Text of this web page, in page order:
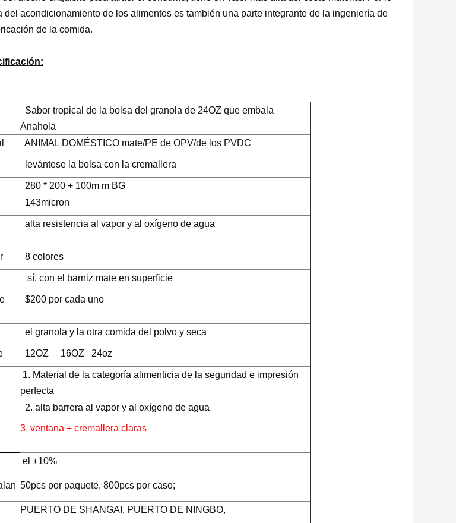
del acondicionamiento de los alimentos es también una parte integrante de la ingeniería de
de la comida.
Sabor tropical de la bolsa del granola de 24OZ que embala
Anahola
ANIMAL DOMÉSTICO mate/PE de OPV/de los PVDC
levántese la bolsa con la cremallera
280 * 200 + 100m m BG
143micron
alta resistencia al vapor y al oxígeno de agua
8 colores
sí, con el barniz mate en superficie
$200 por cada uno
el granola y la otra comida del polvo y seca
12OZ 16OZ 24oz
1. Material de la categoría alimenticia de la seguridad e impresión
perfecta
2. alta barrera al vapor y al oxígeno de agua
3. ventana + cremallera claras
el ±10%
50pcs por paquete, 800pcs por caso;
PUERTO DE SHANGAI, PUERTO DE NINGBO,